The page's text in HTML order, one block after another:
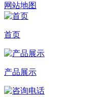
网站地图
首页
产品展示